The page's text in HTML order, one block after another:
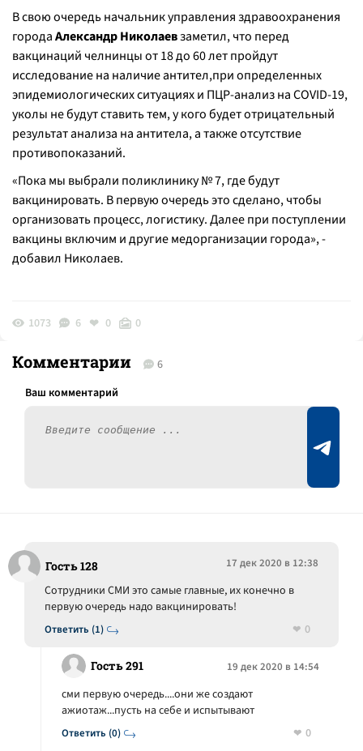
В свою очередь начальник управления здравоохранения
городаАлександр Николаевзаметил, что перед
вакцинаций челнинцы от 18 до 60 лет пройдут
исследование на наличие антител,при определенных
эпидемиологических ситуациях и ПЦР-анализ на COVID-19,
уколы не будут ставить тем, у кого будет отрицательный
результат анализа на антитела, а также отсутствие
противопоказаний.
«Пока мы выбрали поликлинику № 7, где будут
вакцинировать. В первую очередь это сделано, чтобы
организовать процесс, логистику. Далее при поступлении
вакцины включим и другие медорганизации города», -
добавил Николаев.
1073 6 0 0
Комментарии 6
Гость 128 17 дек 2020 в 12:38
Ответить (1)
Сотрудники СМИ это самые главные, их конечно в
первую очередь надо вакцинировать!
0
Гость 291 19 дек 2020 в 14:54
Ответить (0)
сми первую очередь....они же создают
ажиотаж...пусть на себе и испытывают
0